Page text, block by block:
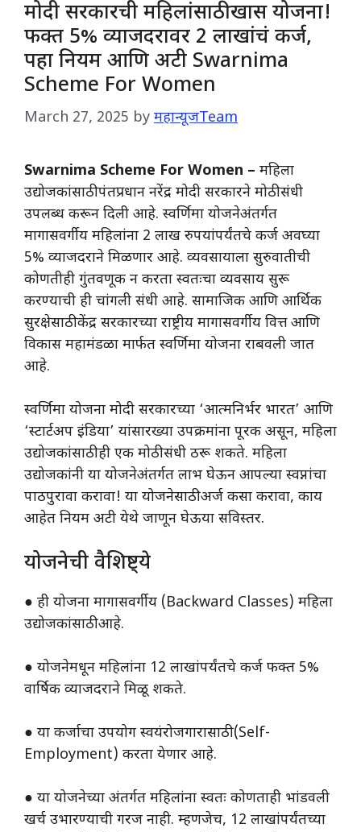
मोदी सरकारची महिलांसाठी खास योजना!
फक्त 5% व्याजदरावर 2 लाखांचं कर्ज,
पहा नियम आणि अटी Swarnima
Scheme For Women
March 27, 2025 by महान्यूजTeam
Swarnima Scheme For Women – महिला
उद्योजकांसाठी पंतप्रधान नरेंद्र मोदी सरकारने मोठी संधी
उपलब्ध करून दिली आहे. स्वर्णिमा योजनेअंतर्गत
मागासवर्गीय महिलांना 2 लाख रुपयांपर्यंतचे कर्ज अवघ्या
5% व्याजदराने मिळणार आहे. व्यवसायाला सुरुवातीची
कोणतीही गुंतवणूक न करता स्वतःचा व्यवसाय सुरू
करण्याची ही चांगली संधी आहे. सामाजिक आणि आर्थिक
सुरक्षेसाठी केंद्र सरकारच्या राष्ट्रीय मागासवर्गीय वित्त आणि
विकास महामंडळा मार्फत स्वर्णिमा योजना राबवली जात
आहे.
स्वर्णिमा योजना मोदी सरकारच्या ‘आत्मनिर्भर भारत’ आणि
‘स्टार्टअप इंडिया’ यांसारख्या उपक्रमांना पूरक असून, महिला
उद्योजकांसाठी ही एक मोठी संधी ठरू शकते. महिला
उद्योजकांनी या योजनेअंतर्गत लाभ घेऊन आपल्या स्वप्नांचा
पाठपुरावा करावा! या योजनेसाठी अर्ज कसा करावा, काय
आहेत नियम अटी येथे जाणून घेऊया सविस्तर.
योजनेची वैशिष्ट्ये
● ही योजना मागासवर्गीय (Backward Classes) महिला
उद्योजकांसाठी आहे.
● योजनेमधून महिलांना 12 लाखांपर्यंतचे कर्ज फक्त 5%
वार्षिक व्याजदराने मिळू शकते.
● या कर्जाचा उपयोग स्वयंरोजगारासाठी (Self-
Employment) करता येणार आहे.
● या योजनेच्या अंतर्गत महिलांना स्वतः कोणताही भांडवली
खर्च उभारण्याची गरज नाही. म्हणजेच, 12 लाखांपर्यंतच्या